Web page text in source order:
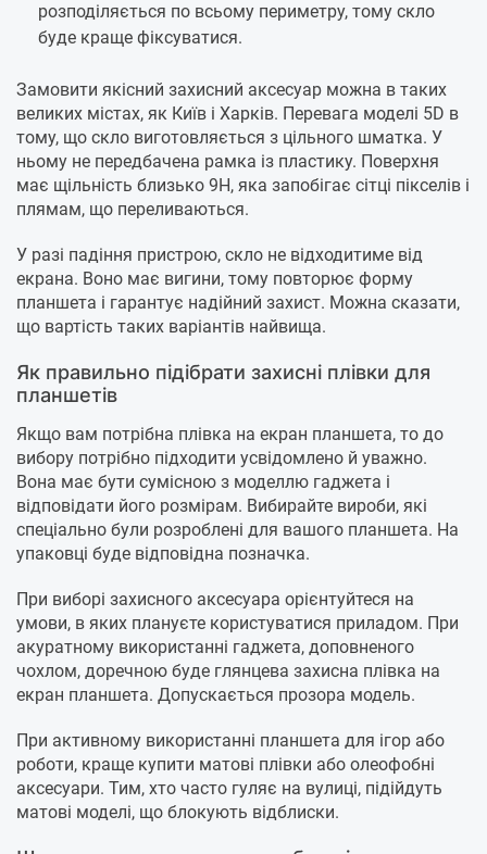
розподіляється по всьому периметру, тому скло
буде краще фіксуватися.
Замовити якісний захисний аксесуар можна в таких
великих містах, як Київ і Харків. Перевага моделі 5D в
тому, що скло виготовляється з цільного шматка. У
ньому не передбачена рамка із пластику. Поверхня
має щільність близько 9Н, яка запобігає сітці пікселів і
плямам, що переливаються.
У разі падіння пристрою, скло не відходитиме від
екрана. Воно має вигини, тому повторює форму
планшета і гарантує надійний захист. Можна сказати,
що вартість таких варіантів найвища.
Як правильно підібрати захисні плівки для
планшетів
Якщо вам потрібна плівка на екран планшета, то до
вибору потрібно підходити усвідомлено й уважно.
Вона має бути сумісною з моделлю гаджета і
відповідати його розмірам. Вибирайте вироби, які
спеціально були розроблені для вашого планшета. На
упаковці буде відповідна позначка.
При виборі захисного аксесуара орієнтуйтеся на
умови, в яких плануєте користуватися приладом. При
акуратному використанні гаджета, доповненого
чохлом, доречною буде глянцева захисна плівка на
екран планшета. Допускається прозора модель.
При активному використанні планшета для ігор або
роботи, краще купити матові плівки або олеофобні
аксесуари. Тим, хто часто гуляє на вулиці, підійдуть
матові моделі, що блокують відблиски.